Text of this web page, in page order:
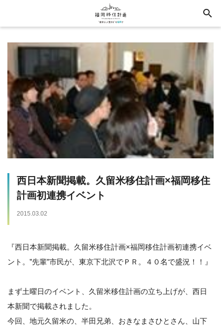
search
西日本新聞掲載。久留米移住計画×福岡移住
計画初連携イベント
2015.03.02
『西日本新聞掲載。久留米移住計画×福岡移住計画初連携イベ
ント。”先輩”市民が、東京下北沢でＰＲ。４０名で盛況！！』
まず土曜日のイベント、久留米移住計画の立ち上げが、西日
本新聞で掲載されました。
今回、地元久留米の、半田兄弟、おきなまさひとさん、山下